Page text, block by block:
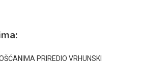
PRIREDIO VRHUNSKI